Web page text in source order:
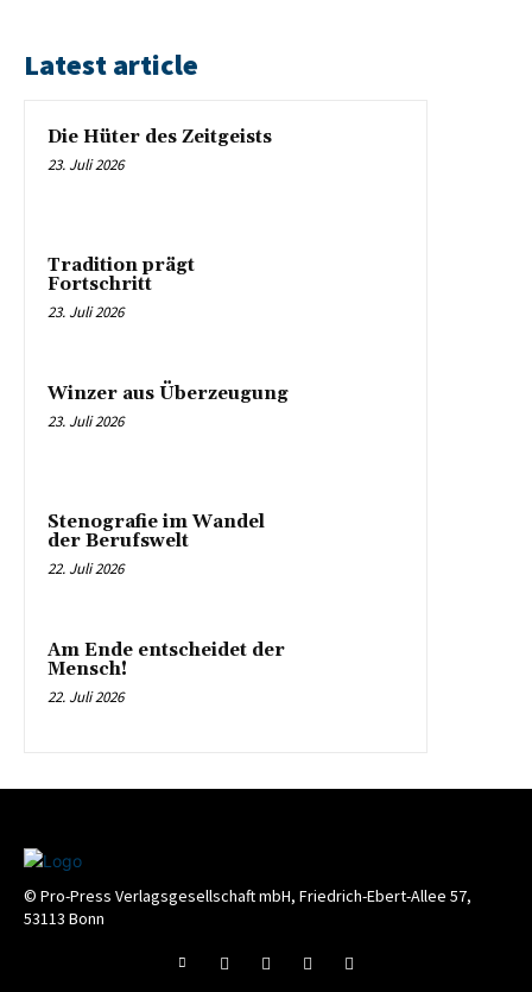
Latest article
Die Hüter des Zeitgeists
23. Juli 2026
Tradition prägt
Fortschritt
23. Juli 2026
Winzer aus Überzeugung
23. Juli 2026
Stenografie im Wandel
der Berufswelt
22. Juli 2026
Am Ende entscheidet der
Mensch!
22. Juli 2026
© Pro-Press Verlagsgesellschaft mbH, Friedrich-Ebert-Allee 57,
53113 Bonn